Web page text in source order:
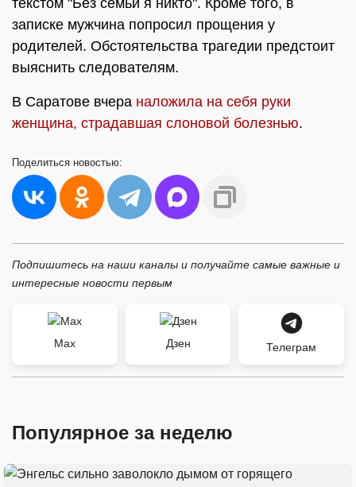
текстом "Без семьи я никто". Кроме того, в
записке мужчина попросил прощения у
родителей. Обстоятельства трагедии предстоит
выяснить следователям.
В Саратове вчера наложила на себя руки
женщина, страдавшая слоновой болезнью.
Поделиться новостью:
Подпишитесь на наши каналы и получайте самые важные и
интересные новости первым
Max Дзен Телеграм
Популярное за неделю